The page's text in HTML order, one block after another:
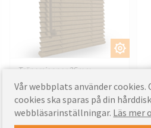
ANPASSA.
- Träpersienner 25mm
- Skräddarsydd produkt
- Enkel DIY icke-invasiv
installation
-
-
-
Vår webbplats använder
cookies ska sparas på din
webbläsarinställningar. Läs mer